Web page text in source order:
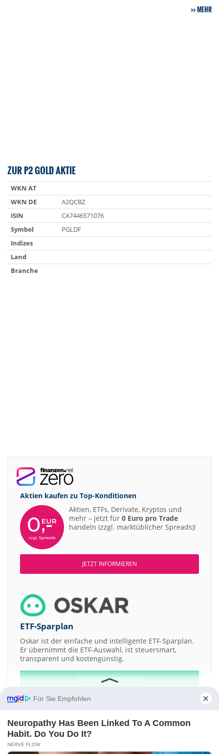
MEHR
ZUR P2 GOLD AKTIE
WKN AT
WKN DE
A2QCBZ
ISIN
CA7446571076
Symbol
PGLDF
Indizes
Land
Branche
Aktien kaufen zu Top-Konditionen
Aktien, ETFs, Derivate, Kryptos und
mehr – jetzt für 0 Euro pro Trade
handeln (zzgl. marktüblicher Spreads)!
JETZT INFORMIEREN
ETF-Sparplan
Oskar ist der einfache und intelligente ETF-Sparplan.
Er übernimmt die ETF-Auswahl, ist steuersmart,
transparent und kostengünstig.
JETZT MEHR ERFAHREN
Aktien ATX DAX EuroStoxx 50
Für Sie Empfohlen
Neuropathy Has Been Linked To A Common
Habit. Do You Do It?
NERVE FLOW